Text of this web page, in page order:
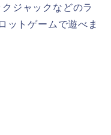
ジャックなどのラ
ットゲームで遊べま